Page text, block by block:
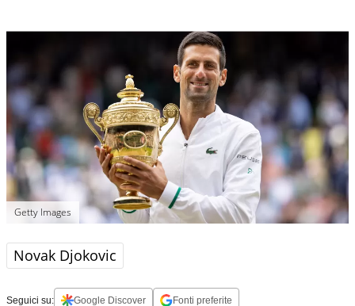
Getty Images
Novak Djokovic
Seguici su: Google Discover Fonti preferite